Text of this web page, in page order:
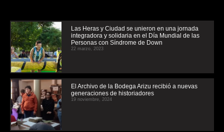
Las Heras y Ciudad se unieron en una jornada
integradora y solidaria en el Día Mundial de las
Personas con Síndrome de Down
22 marzo, 2023
El Archivo de la Bodega Arizu recibió a nuevas
generaciones de historiadores
19 noviembre, 2024